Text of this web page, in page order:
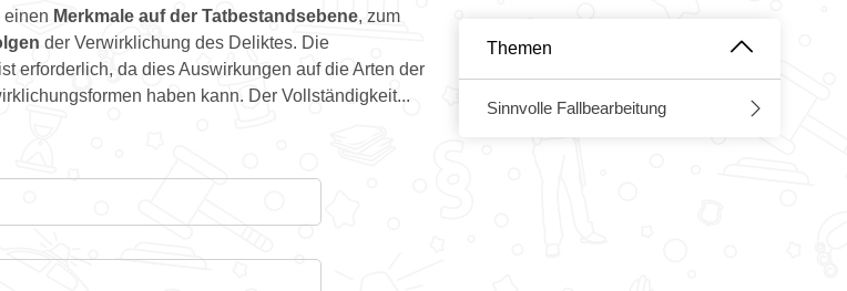
einen Merkmale auf der Tatbestandsebene, zum
der Verwirklichung des Deliktes. Die
erforderlich, da dies Auswirkungen auf die Arten der
haben kann. Der Vollständigkeit...
Themen
Sinnvolle Fallbearbeitung